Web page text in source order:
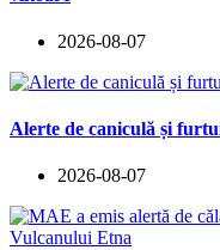
2026-08-07
Alerte de caniculă și
2026-08-07